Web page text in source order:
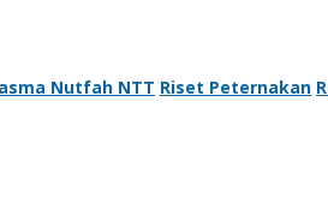
Nutfah NTT Riset Peternakan